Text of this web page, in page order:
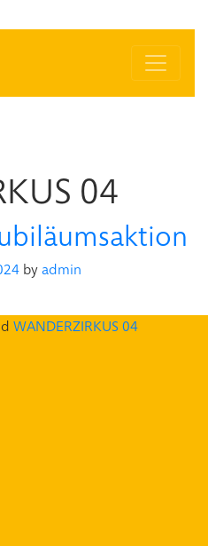
04
byadmin
WANDERZIRKUS 04